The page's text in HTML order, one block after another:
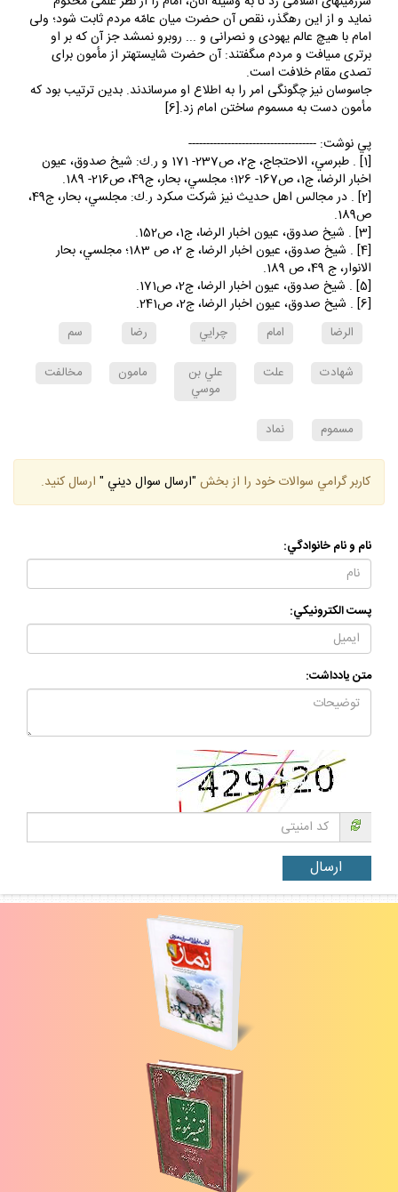
نمايد و از اين رهگذر، نقص آن حضرت ميان عامّه مردم ثابت شود؛ ولى
امام با هيچ عالم يهودى و نصرانى و ... روبرو نمى‏شد جز آن كه بر او
برترى مى‏يافت و مردم مى‏گفتند: آن حضرت شايسته‏تر از مأمون براى
تصدى مقام خلافت است.
جاسوسان نيز چگونگى امر را به اطلاع او مى‏رساندند. بدين ترتيب بود كه
مأمون دست به مسموم ساختن امام زد.[6]
پي نوشت: ------------------------------------
[1] . طبرسي، الاحتجاج، ج2، ص237- 171 و ر.ك: شيخ صدوق، عيون
اخبار الرضا، ج1، ص167- 126؛ مجلسي،‌ بحار، ج49، ص216- 189.
[2] . در مجالس اهل حديث نيز شركت مى‏كرد ر.ك: مجلسي، بحار، ج49،
ص189.
[3] . شيخ صدوق، عيون اخبار الرضا، ج1، ص152.
[4] . شيخ صدوق، عيون اخبار الرضا، ج 2، ص 183؛ مجلسي، بحار
الانوار، ج 49، ص 189.
[5] . شيخ صدوق، عيون اخبار الرضا، ج2، ص171.
[6] . شيخ صدوق، عيون اخبار الرضا، ج2، ص241.
الرضا امام چرايي رضا سم
شهادت علت
علي بن
موسي
مامون مخالفت
مسموم نماد
كاربر گرامي سوالات خود را از بخش "ارسال سوال ديني " ارسال كنيد.
نام و نام خانوادگي:
پست الكترونيكي:
متن يادداشت: